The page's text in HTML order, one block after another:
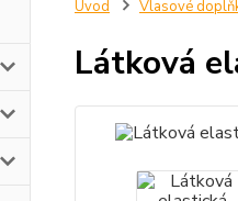
Úvod Vlasové
Látková